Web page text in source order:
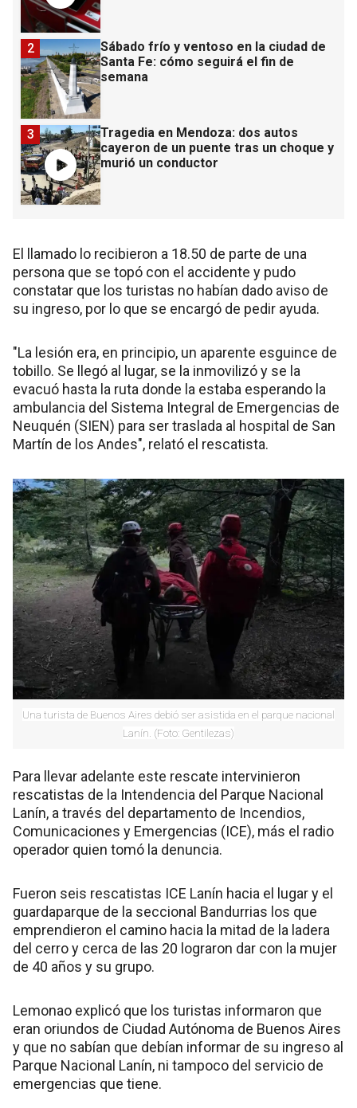
Sábado frío y ventoso en la ciudad de
Santa Fe: cómo seguirá el fin de
semana
2
Tragedia en Mendoza: dos autos
cayeron de un puente tras un choque y
murió un conductor
3
El llamado lo recibieron a 18.50 de parte de una
persona que se topó con el accidente y pudo
constatar que los turistas no habían dado aviso de
su ingreso, por lo que se encargó de pedir ayuda.
"La lesión era, en principio, un aparente esguince de
tobillo. Se llegó al lugar, se la inmovilizó y se la
evacuó hasta la ruta donde la estaba esperando la
ambulancia del Sistema Integral de Emergencias de
Neuquén (SIEN) para ser traslada al hospital de San
Martín de los Andes", relató el rescatista.
Una turista de Buenos Aires debió ser asistida en el parque nacional
Lanín. (Foto: Gentilezas)
Para llevar adelante este rescate intervinieron
rescatistas de la Intendencia del Parque Nacional
Lanín, a través del departamento de Incendios,
Comunicaciones y Emergencias (ICE), más el radio
operador quien tomó la denuncia.
Fueron seis rescatistas ICE Lanín hacia el lugar y el
guardaparque de la seccional Bandurrias los que
emprendieron el camino hacia la mitad de la ladera
del cerro y cerca de las 20 lograron dar con la mujer
de 40 años y su grupo.
Lemonao explicó que los turistas informaron que
eran oriundos de Ciudad Autónoma de Buenos Aires
y que no sabían que debían informar de su ingreso al
Parque Nacional Lanín, ni tampoco del servicio de
emergencias que tiene.